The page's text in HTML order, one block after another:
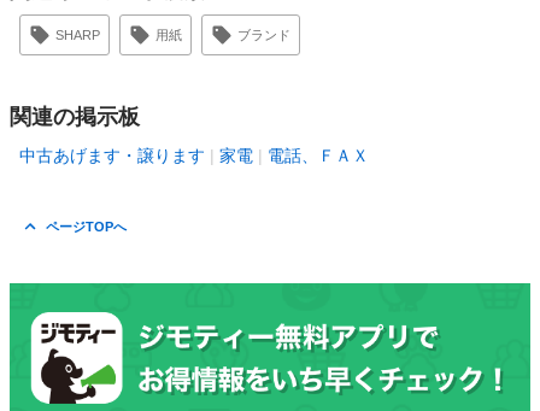
SHARP 用紙 ブランド
関連の掲示板
中古あげます・譲ります 家電 電話、ＦＡＸ
ページTOPへ